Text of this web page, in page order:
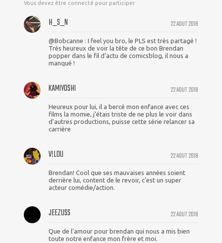
Vous devez être connecté pour participer
22 AOUT 2018
H_S_N
@Bobcanne : I feel you bro, le PLS est très partagé !
Très heureux de voir la tête de ce bon Brendan
popper dans le fil d’actu de comicsblog, il nous a
manqué !
22 AOUT 2018
KAMIYOSHI
Heureux pour lui, il a bercé mon enfance avec ces
films la momie, j'étais triste de ne plus le voir dans
d'autres productions, puisse cette série relancer sa
carrière
22 AOUT 2018
V!L0U
Brendan! Cool que ses mauvaises années soient
derrière lui, content de le revoir, c'est un super
acteur comédie/action.
22 AOUT 2018
JEEZUSS
Que de l’amour pour brendan qui nous a mis bien
toute notre enfance mon frère et moi.